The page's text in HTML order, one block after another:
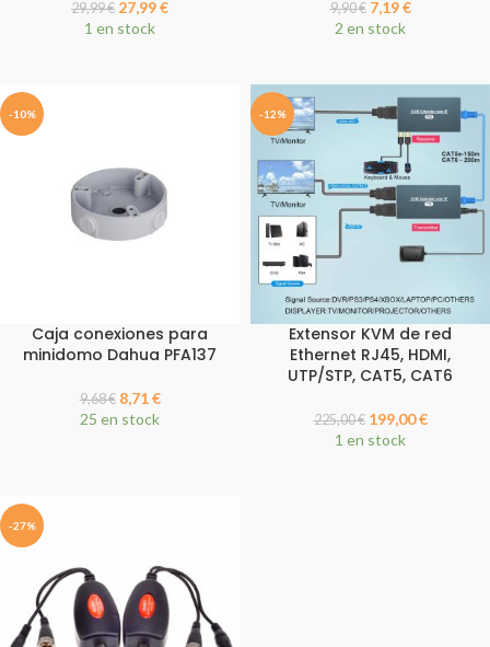
29,99€ 27,99€
1 en stock
9,90€ 7,19€
2 en stock
-10%
Caja conexiones para
minidomo Dahua PFA137
9,68€ 8,71€
25 en stock
-12%
Extensor KVM de red
Ethernet RJ45, HDMI,
UTP/STP, CAT5, CAT6
225,00€ 199,00€
1 en stock
-27%